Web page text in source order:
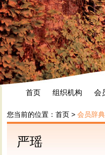
首页 组织机构 会
您当前的位置： 首页 > 会员辞典
严瑶